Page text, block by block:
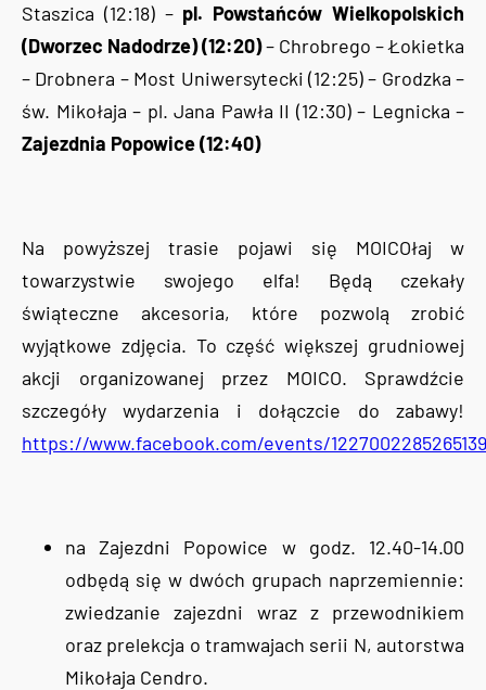
Staszica (12:18) – pl. Powstańców Wielkopolskich
(Dworzec Nadodrze) (12:20)– Chrobrego – Łokietka
– Drobnera – Most Uniwersytecki (12:25) – Grodzka –
św. Mikołaja – pl. Jana Pawła II (12:30) – Legnicka –
Zajezdnia Popowice (12:40)
Na powyższej trasie pojawi się MOICOłaj w
towarzystwie swojego elfa! Będą czekały
świąteczne akcesoria, które pozwolą zrobić
wyjątkowe zdjęcia. To część większej grudniowej
akcji organizowanej przez MOICO. Sprawdźcie
szczegóły wydarzenia i dołączcie do zabawy!
https://www.facebook.com/events/1227002285265139
na Zajezdni Popowice w godz. 12.40-14.00
odbędą się w dwóch grupach naprzemiennie:
zwiedzanie zajezdni wraz z przewodnikiem
oraz prelekcja o tramwajach serii N, autorstwa
Mikołaja Cendro.